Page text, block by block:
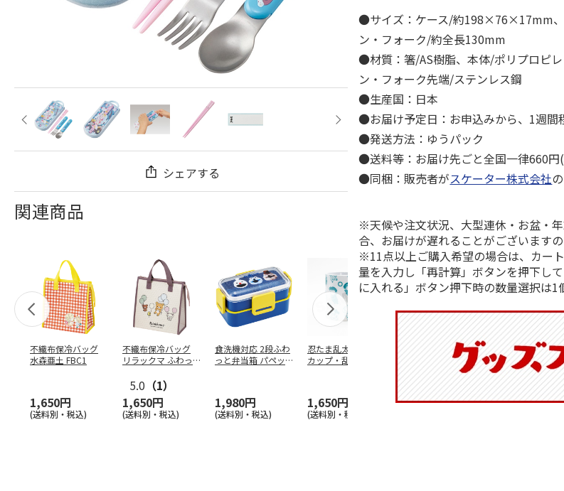
シェアする
関連商品
不織布保冷バッグ
水森亜土 FBC1
1,650円
(送料別・税込)
不織布保冷バッグ
リラックマ ふわっ
5.0 （1）
1,650円
(送料別・税込)
食洗機対応 2段ふわ
っと弁当箱 パペッ
1,980円
(送料別・税込)
忍たま乱太郎 マグ
カップ・乱太郎・き
1,650円
(送料別・税込)
抗菌食洗機対応 ふ
わっと弁当箱 530ml
水森亜土 PF
1,760円
陶器ダイカットマ
カップ ポムポムプ
リン CHMGD4
2,970円
●サイズ：ケース/約198×76×17mm
ン・フォーク/約全長130mm
●材質：箸/AS樹脂、本体/ポリプロピ
ン・フォーク先端/ステンレス鋼
●生産国：日本
●お届け予定日：お申込みから、1週間
●発送方法：ゆうパック
●送料等：お届け先ごと全国一律660円
●同梱：販売者がスケーター株式会社
※天候や注文状況、大型連休・お盆・
合、お届けが遅れることがございます
※11点以上ご購入希望の場合は、カー
量を入力し「再計算」ボタンを押下し
に入れる」ボタン押下時の数量選択は1